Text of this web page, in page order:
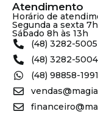
Atendimento
Horário de
Segunda a sexta
Sábado 8h às 13h
(48) 3282-5005
(48) 3282-5004
(48) 98858-1991